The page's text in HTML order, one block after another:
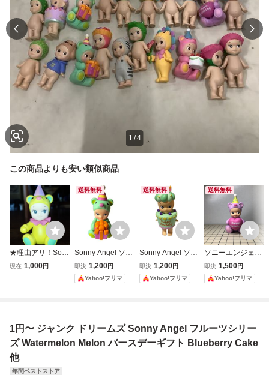
1 /4
この商品よりも安い類似商品
★理由アリ！Son
ny Angel / ソニー
現在 1,000円
送料無料
Sonny Angel ソニ
ーエンジェル バー
スデーギフト ベア
フィギュア
即決 1,200円
Yahoo!フリマ
送料無料
Sonny Angel ソニ
ーエンジェル バー
スデーケーキ フィ
ギュア
即決 1,200円
Yahoo!フリマ
送料無料
ソニーエンジェル
Sonny Angel バー
スデーギフト ベア
フィギュア ミニフ
即決 1,500円
Yahoo!フリマ
1円〜 ジャンク ドリームズ Sonny Angel フルーツシリー
ズ Watermelon Melon バースデーギフト Blueberry Cake
他
年間ベストストア